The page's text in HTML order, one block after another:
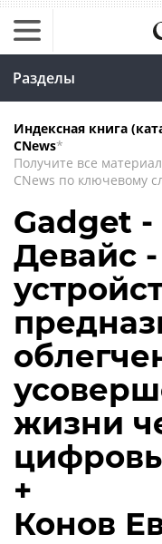
Разделы
Индексная книга
CNews*
Получите все
CNews по ключевому
Gadget
Девайс
жизни
+
Конов